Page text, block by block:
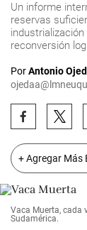
Un informe
reservas
reconversión
PorAntonio
+ Agregar Más
Vaca Muerta, cada
Sudamérica.